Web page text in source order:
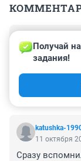
13 октября
А как может
IKEA на наш
есть?
торгуй.. кто
Я тоже
местные
верится.
katushka-
Получай
задания!
11 октября
Сразу